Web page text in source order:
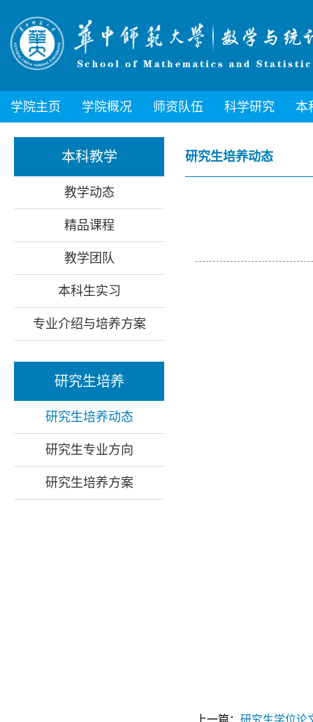
学院主页 学院概况 师资队伍 科学研究 本
本科教学
教学动态
精品课程
教学团队
本科生实习
专业介绍与培养方案
研究生培养
研究生培养动态
研究生专业方向
研究生培养方案
研究生培养动态